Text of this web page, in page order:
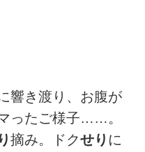
響き渡り、お腹が
ったご様子……。
摘み。ドクせり に